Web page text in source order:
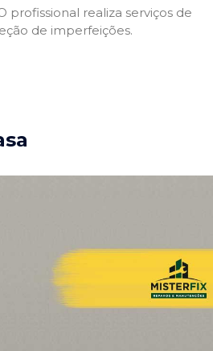
realiza serviços de
de imperfeições.